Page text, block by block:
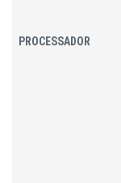
PROCESSADOR